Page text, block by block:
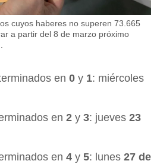
cuyos haberes no superen 73.665
a partir del 8 de marzo próximo
en 0 y 1: miércoles
en 2 y 3: jueves 23
en 4 y 5: lunes 27 de